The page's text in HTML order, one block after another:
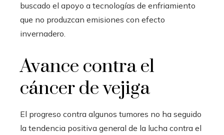
buscado el apoyo a tecnologías de enfriamiento
que no produzcan emisiones con efecto
invernadero.
Avance contra el
cáncer de vejiga
El progreso contra algunos tumores no ha seguido
la tendencia positiva general de la lucha contra el